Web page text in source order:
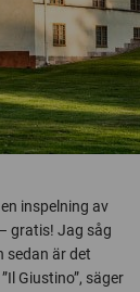
inspelning av
gratis! Jag såg
sedan är det
Giustino”, säger